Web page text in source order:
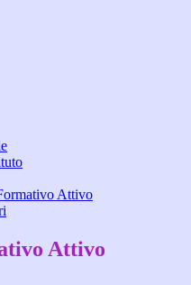
Attivo
Attivo